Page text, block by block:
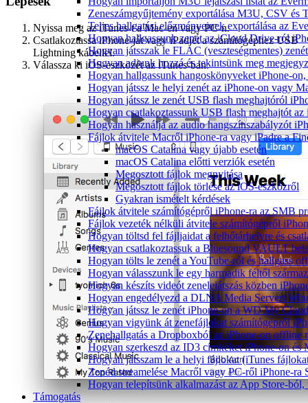
Zeneszámgyűjtemény exportálása M3U, CSV és
Teljes hallgatási előzményeinek exportálása az
Hogyan hallgassunk zenét az iCloud Drive-ról
Hogyan játsszak le FLAC (veszteségmentes)
Hogyan adjunk hozzá és tekintsünk meg
Hogyan hallgassunk hangoskönyveket iPhone-
Hogyan játssz le helyi zenét az iPhone-on vagy
Hogyan játssz le zenét USB flash meghajtóról
Hogyan csatlakoztassunk USB flash meghajtót
Hogyan használja az audio hangszínszabályzót
Fájlok átvitele Macről iPhone-ra vagy iPadre a
macOS Catalina vagy újabb esetén
macOS Catalina előtti verziók esetén
Megosztott fájlok megnyitása
Megosztott fájlok törlése az iOS-eszközről
Gyakran ismételt kérdések
Fájlok átvitele számítógépről iPhone-ra az SMB
Fájlok vezeték nélküli átvitele számítógépről
Hogyan töltsd fel fájljaidat a felhőtárhelyre és
Hogyan csatlakoztassuk a Bluesound VAULT
Hogyan tölts le zenét a YouTube-ról és hallgass
Hogyan válasszunk le egy harmadik féltől
Hogyan készíts videót zenelejátszás közben
Hogyan engedélyezd a DLNA Media Servert
Hogyan játssz le zenét iPhone-on a WD My
Hogyan vigyünk át zenefájlokat számítógépről
Zenehallgatás a Dropboxból az iPhone-on offline
Hogyan szerkeszd az ID3 címkéket iPhone-on és
Hogyan játsszam le a helyi fájlokat (iTunes
Zenéd streamelése Macről vagy PC-ről iPhone-ra
Hogyan telepítsünk alkalmazást az App Store-
Támogatás
Nyissa meg az iTunes-t a Mac-en vagy PC-n.
Csatlakoztassa iPhone-ját vagy iPadjét a számítógéphez USB
Lightning kábellel.
Válassza ki iOS-eszközét az iTunes-ban.